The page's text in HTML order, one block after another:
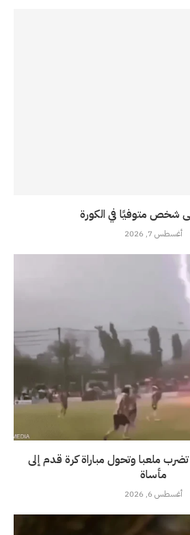
شخص متوفيًا في الكورة
أغسطس 7, 2026
ملعبا وتحول مباراة كرة قدم إلى
مأساة
أغسطس 6, 2026